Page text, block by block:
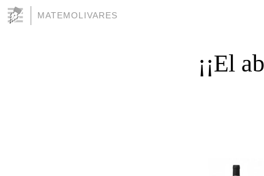
MATEMOLIVARES
¡¡El